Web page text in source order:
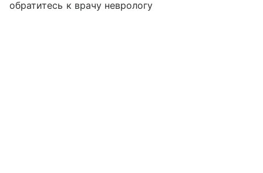
обратитесь к врачу неврологу